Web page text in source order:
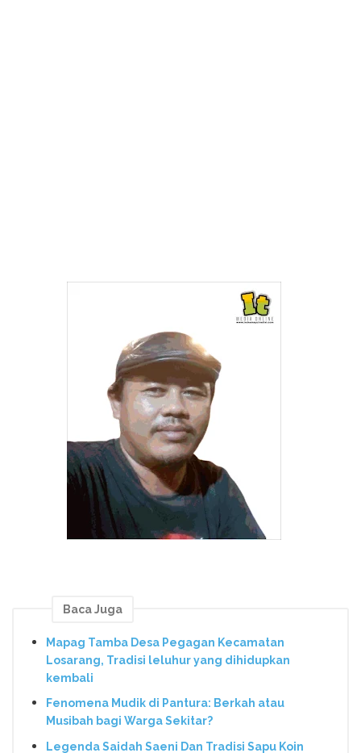
Baca Juga
Mapag Tamba Desa Pegagan Kecamatan
Losarang, Tradisi leluhur yang dihidupkan
kembali
Fenomena Mudik di Pantura: Berkah atau
Musibah bagi Warga Sekitar?
Legenda Saidah Saeni Dan Tradisi Sapu Koin